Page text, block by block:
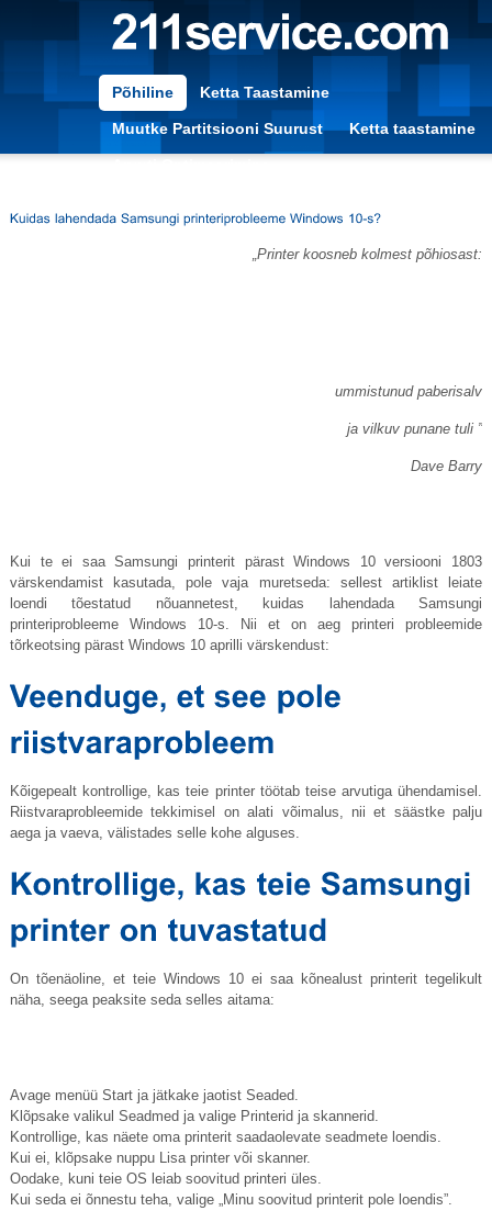
Põhiline Ketta Taastamine
Muutke Partitsiooni Suurust Ketta taastamine
„Printer koosneb kolmest põhiosast:
ummistunud paberisalv
ja vilkuv punane tuli ”
Dave Barry
Kui te ei saa Samsungi printerit pärast Windows 10 versiooni 1803
värskendamist kasutada, pole vaja muretseda: sellest artiklist leiate
loendi tõestatud nõuannetest, kuidas lahendada Samsungi
printeriprobleeme Windows 10-s. Nii et on aeg printeri probleemide
tõrkeotsing pärast Windows 10 aprilli värskendust:
Kõigepealt kontrollige, kas teie printer töötab teise arvutiga ühendamisel.
Riistvaraprobleemide tekkimisel on alati võimalus, nii et säästke palju
aega ja vaeva, välistades selle kohe alguses.
On tõenäoline, et teie Windows 10 ei saa kõnealust printerit tegelikult
näha, seega peaksite seda selles aitama:
Avage menüü Start ja jätkake jaotist Seaded.
Klõpsake valikul Seadmed ja valige Printerid ja skannerid.
Kontrollige, kas näete oma printerit saadaolevate seadmete loendis.
Kui ei, klõpsake nuppu Lisa printer või skanner.
Oodake, kuni teie OS leiab soovitud printeri üles.
Kui seda ei õnnestu teha, valige „Minu soovitud printerit pole loendis”.